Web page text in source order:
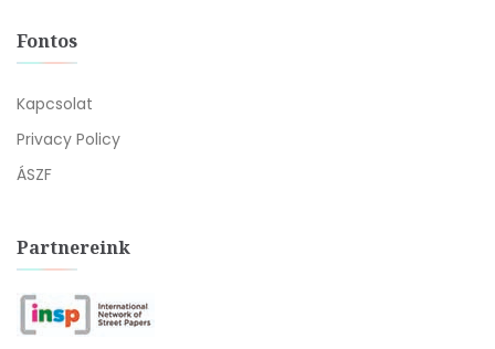
Fontos
Kapcsolat
Privacy Policy
ÁSZF
Partnereink